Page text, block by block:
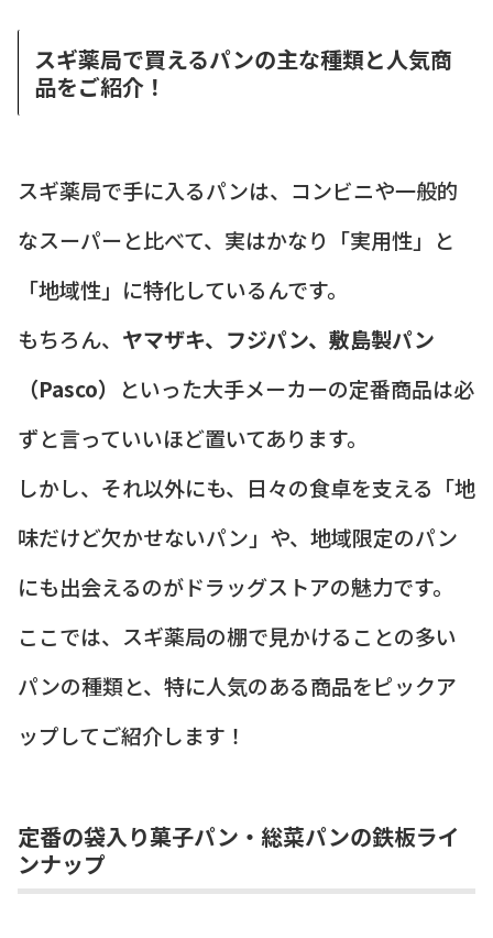
スギ薬局で買えるパンの主な種類と人気商
品をご紹介！
スギ薬局で手に入るパンは、コンビニや一般的
なスーパーと比べて、実はかなり「実用性」と
「地域性」に特化しているんです。
もちろん、 ヤマザキ、フジパン、敷島製パン
（Pasco） といった大手メーカーの定番商品は必
ずと言っていいほど置いてあります。
しかし、それ以外にも、日々の食卓を支える「地
味だけど欠かせないパン」や、地域限定のパン
にも出会えるのがドラッグストアの魅力です。
ここでは、スギ薬局の棚で見かけることの多い
パンの種類と、特に人気のある商品をピックア
ップしてご紹介します！
定番の袋入り菓子パン・総菜パンの鉄板ライ
ンナップ